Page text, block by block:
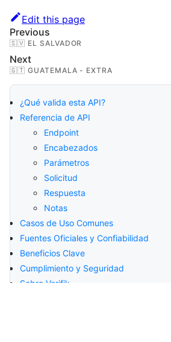
Edit this page
Previous
🇸🇻 EL SALVADOR
Next
🇬🇹 GUATEMALA - EXTRA
¿Qué valida esta API?
Referencia de API
Endpoint
Encabezados
Parámetros
Solicitud
Respuesta
Notas
Casos de Uso Comunes
Fuentes Oficiales y Confiabilidad
Beneficios Clave
Cumplimiento y Seguridad
Sobre Verifik